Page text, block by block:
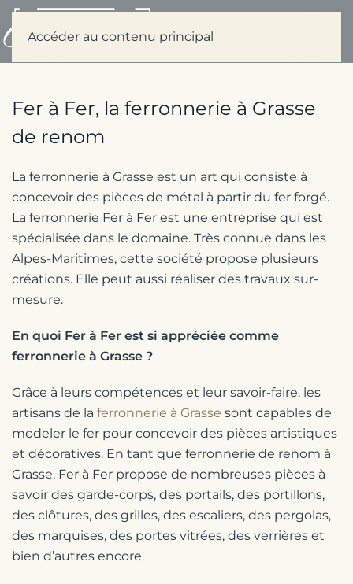
Accéder au contenu principal
Fer à Fer, la ferronnerie à Grasse
de renom
La ferronnerie à Grasse est un art qui consiste à
concevoir des pièces de métal à partir du fer forgé.
La ferronnerie Fer à Fer est une entreprise qui est
spécialisée dans le domaine. Très connue dans les
Alpes-Maritimes, cette société propose plusieurs
créations. Elle peut aussi réaliser des travaux sur-
mesure.
En quoi Fer à Fer est si appréciée comme
ferronnerie à Grasse ?
Grâce à leurs compétences et leur savoir-faire, les
artisans de la ferronnerie à Grasse sont capables de
modeler le fer pour concevoir des pièces artistiques
et décoratives. En tant que ferronnerie de renom à
Grasse, Fer à Fer propose de nombreuses pièces à
savoir des garde-corps, des portails, des portillons,
des clôtures, des grilles, des escaliers, des pergolas,
des marquises, des portes vitrées, des verrières et
bien d’autres encore.